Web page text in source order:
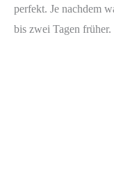
perfekt. Je nachdem
bis zwei Tagen früher.